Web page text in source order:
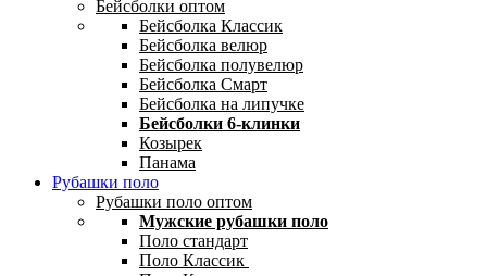
Бейсболки оптом
Бейсболка Классик
Бейсболка велюр
Бейсболка полувелюр
Бейсболка Смарт
Бейсболка на липучке
Бейсболки 6-клинки
Козырек
Панама
Рубашки поло
Рубашки поло оптом
Мужские рубашки поло
Поло стандарт
Поло Классик